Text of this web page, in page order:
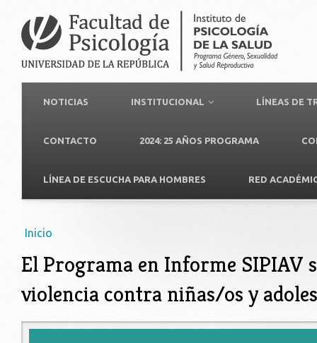
NOTICIAS INSTITUCIONAL LÍNEAS DE
CONTACTO 2024: 25 AÑOS PROGRAMA
LÍNEA DE ESCUCHA PARA HOMBRES RED
Usted está aquí
Inicio
El Programa en Informe SIPIAV
violencia contra niñas/os y
imagen_libro_sipiav.png